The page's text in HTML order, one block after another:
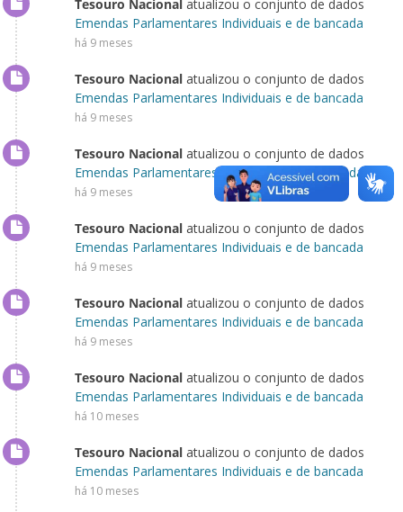
Tesouro Nacional atualizou o conjunto de dados
Emendas Parlamentares Individuais e de bancada
há 9 meses
Tesouro Nacional atualizou o conjunto de dados
Emendas Parlamentares Individuais e de bancada
há 9 meses
Tesouro Nacional atualizou o conjunto de dados
Emendas Parlamentares Individuais e de bancada
há 9 meses
Tesouro Nacional atualizou o conjunto de dados
Emendas Parlamentares Individuais e de bancada
há 9 meses
Tesouro Nacional atualizou o conjunto de dados
Emendas Parlamentares Individuais e de bancada
há 9 meses
Tesouro Nacional atualizou o conjunto de dados
Emendas Parlamentares Individuais e de bancada
há 10 meses
Tesouro Nacional atualizou o conjunto de dados
Emendas Parlamentares Individuais e de bancada
há 10 meses